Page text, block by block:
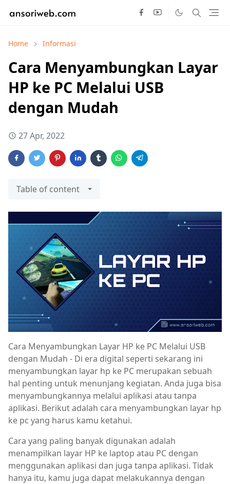
Home Informasi
Cara Menyambungkan Layar
HP ke PC Melalui USB
dengan Mudah
27 Apr, 2022
Table of content
Cara Menyambungkan Layar HP ke PC Melalui USB
dengan Mudah - Di era digital seperti sekarang ini
menyambungkan layar hp ke PC merupakan sebuah
hal penting untuk menunjang kegiatan. Anda juga bisa
menyambungkannya melalui aplikasi atau tanpa
aplikasi. Berikut adalah cara menyambungkan layar hp
ke pc yang harus kamu ketahui.
Cara yang paling banyak digunakan adalah
menampilkan layar HP ke laptop atau PC dengan
menggunakan aplikasi dan juga tanpa aplikasi. Tidak
hanya itu, kamu juga dapat melakukannya dengan